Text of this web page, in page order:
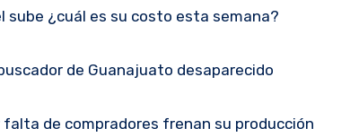
sube ¿cuál es su costo esta semana?
de Guanajuato desaparecido
de compradores frenan su producción